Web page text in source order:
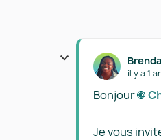
il y a 1
Bonjour
Je vous